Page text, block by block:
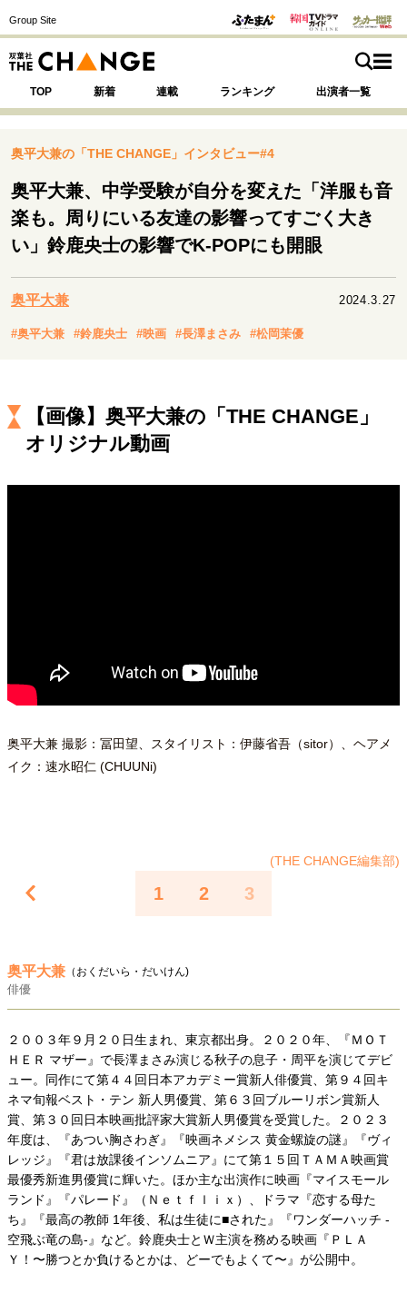
Group Site
TOP 新着 連載 ランキング 出演者一覧
SPECIAL 注目の記事テーマで探す
運命を変えた出会い
挫折からの再起
表現者の葛藤
人生が動いた日 10代の挫折と原点
キャリア・働き方
セカンドキャリアの描き方
夢を掴む選択
マインドセット
親になるということ
一生モノの愛用品
社会・カルチャー・マネー
地域とつながる/お金との付き合い方
奥平大兼の「THE CHANGE」インタビュー#4
奥平大兼、中学受験が自分を変えた「洋服も音
楽も。周りにいる友達の影響ってすごく大き
い」鈴鹿央士の影響でK-POPにも開眼
奥平大兼 2024.3.27
#奥平大兼 #鈴鹿央士 #映画 #長澤まさみ #松岡茉優
【画像】奥平大兼の「THE CHANGE」
オリジナル動画
奥平大兼 撮影：冨田望、スタイリスト：伊藤省吾（sitor）、ヘアメ
イク：速水昭仁 (CHUUNi)
(THE CHANGE編集部)
1 2 3
奥平大兼 （おくだいら・だいけん)
俳優
２００３年９月２０日生まれ、東京都出身。２０２０年、『ＭＯＴ
ＨＥＲ マザー』で長澤まさみ演じる秋子の息子・周平を演じてデビ
ュー。同作にて第４４回日本アカデミー賞新人俳優賞、第９４回キ
ネマ旬報ベスト・テン 新人男優賞、第６３回ブルーリボン賞新人
賞、第３０回日本映画批評家大賞新人男優賞を受賞した。２０２３
年度は、『あつい胸さわぎ』『映画ネメシス 黄金螺旋の謎』『ヴィ
レッジ』『君は放課後インソムニア』にて第１５回ＴＡＭＡ映画賞
最優秀新進男優賞に輝いた。ほか主な出演作に映画『マイスモール
ランド』『パレード』（Ｎｅｔｆｌｉｘ）、ドラマ『恋する母た
ち』『最高の教師 1年後、私は生徒に■された』『ワンダーハッチ -
空飛ぶ竜の島-』など。鈴鹿央士とＷ主演を務める映画『ＰＬＡ
Ｙ！〜勝つとか負けるとかは、どーでもよくて〜』が公開中。